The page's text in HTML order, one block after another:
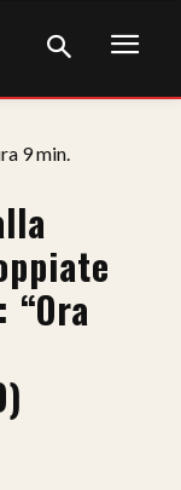
9min.
“Ora